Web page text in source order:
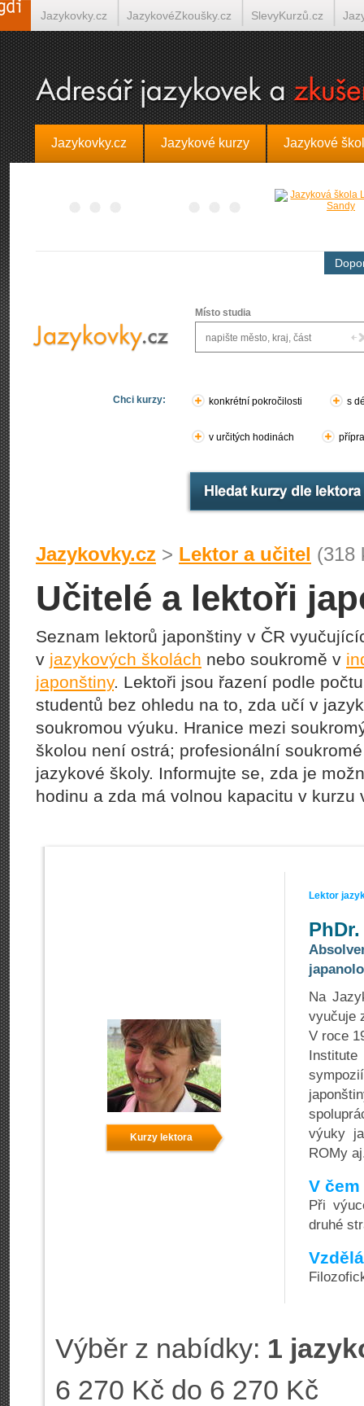
Jazykovky.cz Jazykové kurzy Jazykové
Místo studia
Chci kurzy: konkrétní pokročilosti s
v určitých hodinách
Jazykovky.cz > Lektor a učitel (318
Učitelé a lektoři
Seznam lektorů japonštiny v ČR
v jazykových školách nebo soukromě v
japonštiny. Lektoři jsou řazení podle
studentů bez ohledu na to, zda učí v
soukromou výuku. Hranice mezi
školou není ostrá; profesionální
jazykové školy. Informujte se, zda je
hodinu a zda má volnou kapacitu v kurzu
Kurzy lektora
Lektor
Na
vyučuje
V roce
výuky
ROMy
V
Při
druhé
Výběr z nabídky: 1
6 270 Kč do 6 270 Kč
Jazykovky.cz JazykovéZkoušky.cz SlevyKurzů.cz
Španělština on-line Italština on-line Tlumočení-